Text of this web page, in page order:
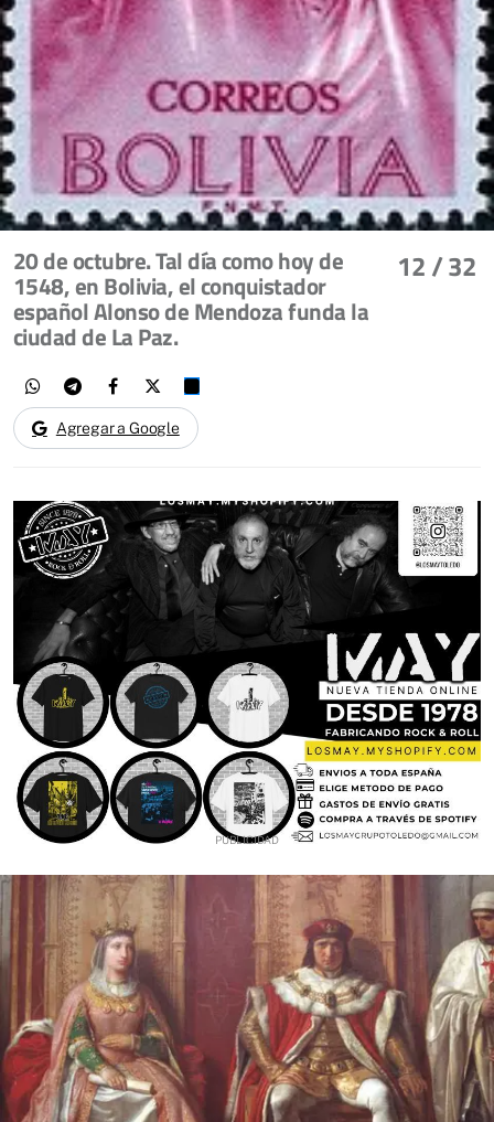
12/ 32
20 de octubre. Tal día como hoy de
1548, en Bolivia, el conquistador
español Alonso de Mendoza funda la
ciudad de La Paz.
Agregar a Google